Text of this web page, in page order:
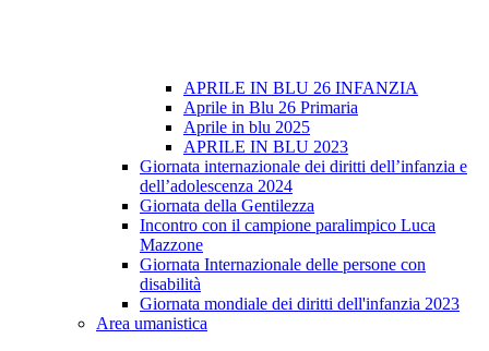
APRILE IN BLU 26 INFANZIA
Aprile in Blu 26 Primaria
Aprile in blu 2025
APRILE IN BLU 2023
Giornata internazionale dei diritti dell’infanzia e
dell’adolescenza 2024
Giornata della Gentilezza
Incontro con il campione paralimpico Luca
Mazzone
Giornata Internazionale delle persone con
disabilità
Giornata mondiale dei diritti dell'infanzia 2023
Area umanistica